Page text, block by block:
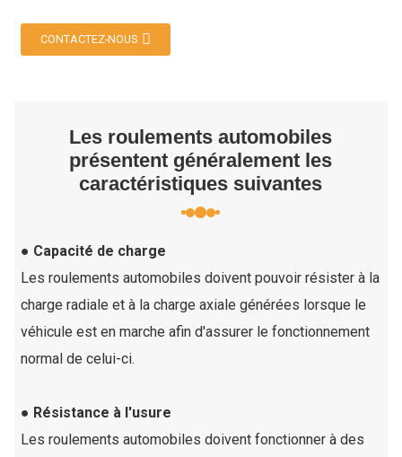
CONTACTEZ-NOUS
Les roulements automobiles
présentent généralement les
caractéristiques suivantes
● Capacité de charge
Les roulements automobiles doivent pouvoir résister à la
charge radiale et à la charge axiale générées lorsque le
véhicule est en marche afin d'assurer le fonctionnement
normal de celui-ci.
● Résistance à l'usure
Les roulements automobiles doivent fonctionner à des